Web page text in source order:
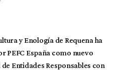
y Enología de Requena ha
PEFC España como nuevo
Entidades Responsables con